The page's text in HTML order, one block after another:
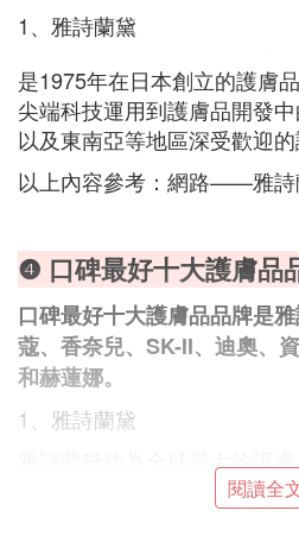
1、雅詩蘭黛
是1975年在日本創立的護膚
尖端科技運用到護膚品開發
以及東南亞等地區深受歡迎的
以上內容參考：網路——雅詩
❹ 口碑最好十大護膚品
口碑最好十大護膚品品牌是
蔻、香奈兒、SK-II、迪奧、
和赫蓮娜。
1、雅詩蘭黛
雅詩蘭黛作為全球最大的護
一，以領先科技和卓越功效
譽，曾冠有「護膚界勞模」之
閱讀全